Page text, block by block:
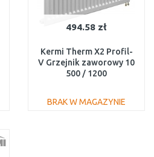
494.58 zł
Kermi Therm X2 Profil-
V Grzejnik zaworowy 10
500 / 1200
BRAK W MAGAZYNIE